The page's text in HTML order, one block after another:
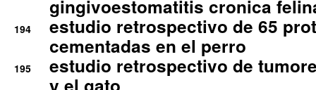
gingivoestomatitis cronica
194
estudio retrospectivo de 65
cementadas en el perro
195
estudio retrospectivo de
y el gato